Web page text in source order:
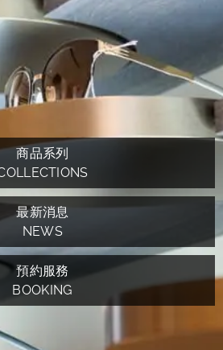
商品系列
最新消息
NEWS
預約服務
BOOKING